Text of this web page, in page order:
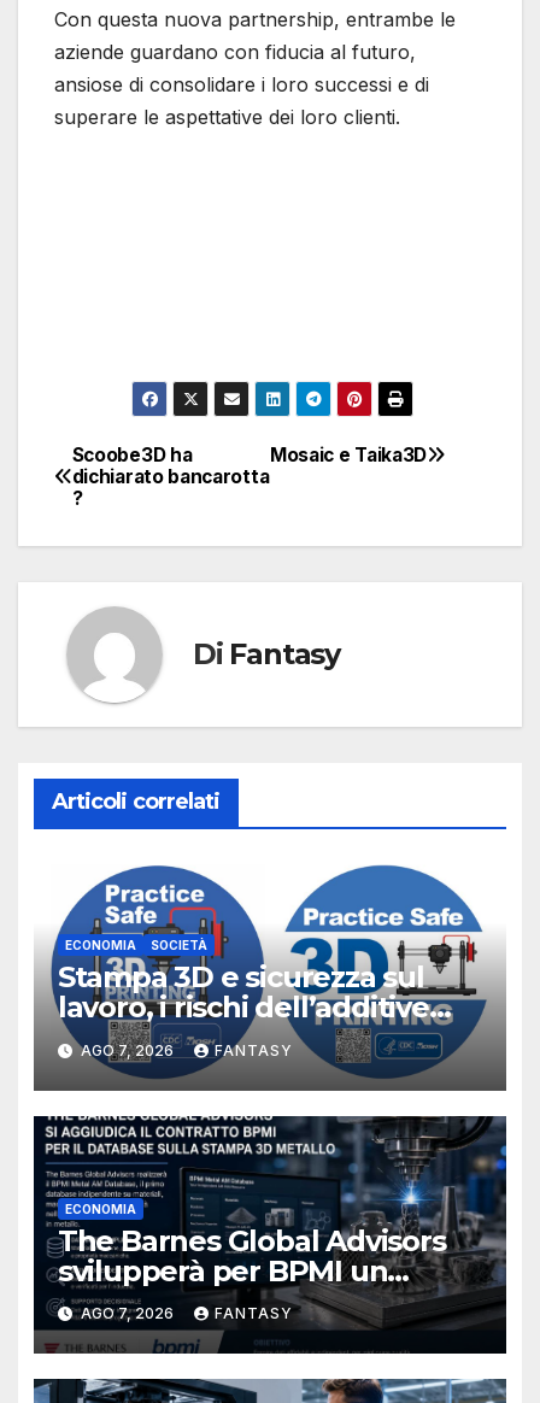
Con questa nuova partnership, entrambe le
aziende guardano con fiducia al futuro,
ansiose di consolidare i loro successi e di
superare le aspettative dei loro clienti.
Navigazione
articoli
Mosaic e Taika3D
Scoobe3D ha
dichiarato bancarotta
?
Di Fantasy
Articoli correlati
ECONOMIA SOCIETÀ
Stampa 3D e sicurezza sul
lavoro, i rischi dell’additive
manufacturing secondo
NIOSH
AGO 7, 2026 FANTASY
ECONOMIA
The Barnes Global Advisors
svilupperà per BPMI un
database per la stampa 3D
metallica destinata alla filiera
navale statunitense
AGO 7, 2026 FANTASY